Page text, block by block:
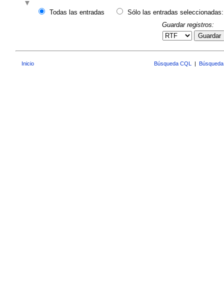
Todas las entradas
Sólo las entradas seleccionadas:
Guardar registros:
Guardar
Inicio Búsqueda CQL